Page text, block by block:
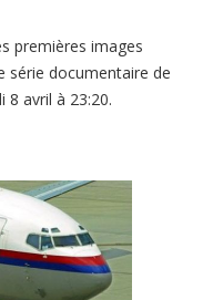
premières images
série documentaire de
8 avril à 23:20.